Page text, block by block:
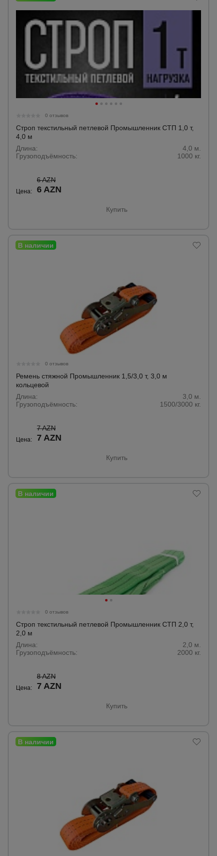
0 отзывов
Строп текстильный петлевой Промышленник СТП 1,0 т,
4,0 м
Длина:
4,0 м.
Грузоподъёмность:
1000 кг.
Цена:
6 AZN
6 AZN
Купить
0 отзывов
Ремень стяжной Промышленник 1,5/3,0 т, 3,0 м
кольцевой
Длина:
3,0 м.
Грузоподъёмность:
1500/3000 кг.
Цена:
7 AZN
7 AZN
Купить
0 отзывов
Строп текстильный петлевой Промышленник СТП 2,0 т,
2,0 м
Длина:
2,0 м.
Грузоподъёмность:
2000 кг.
Цена:
8 AZN
7 AZN
Купить